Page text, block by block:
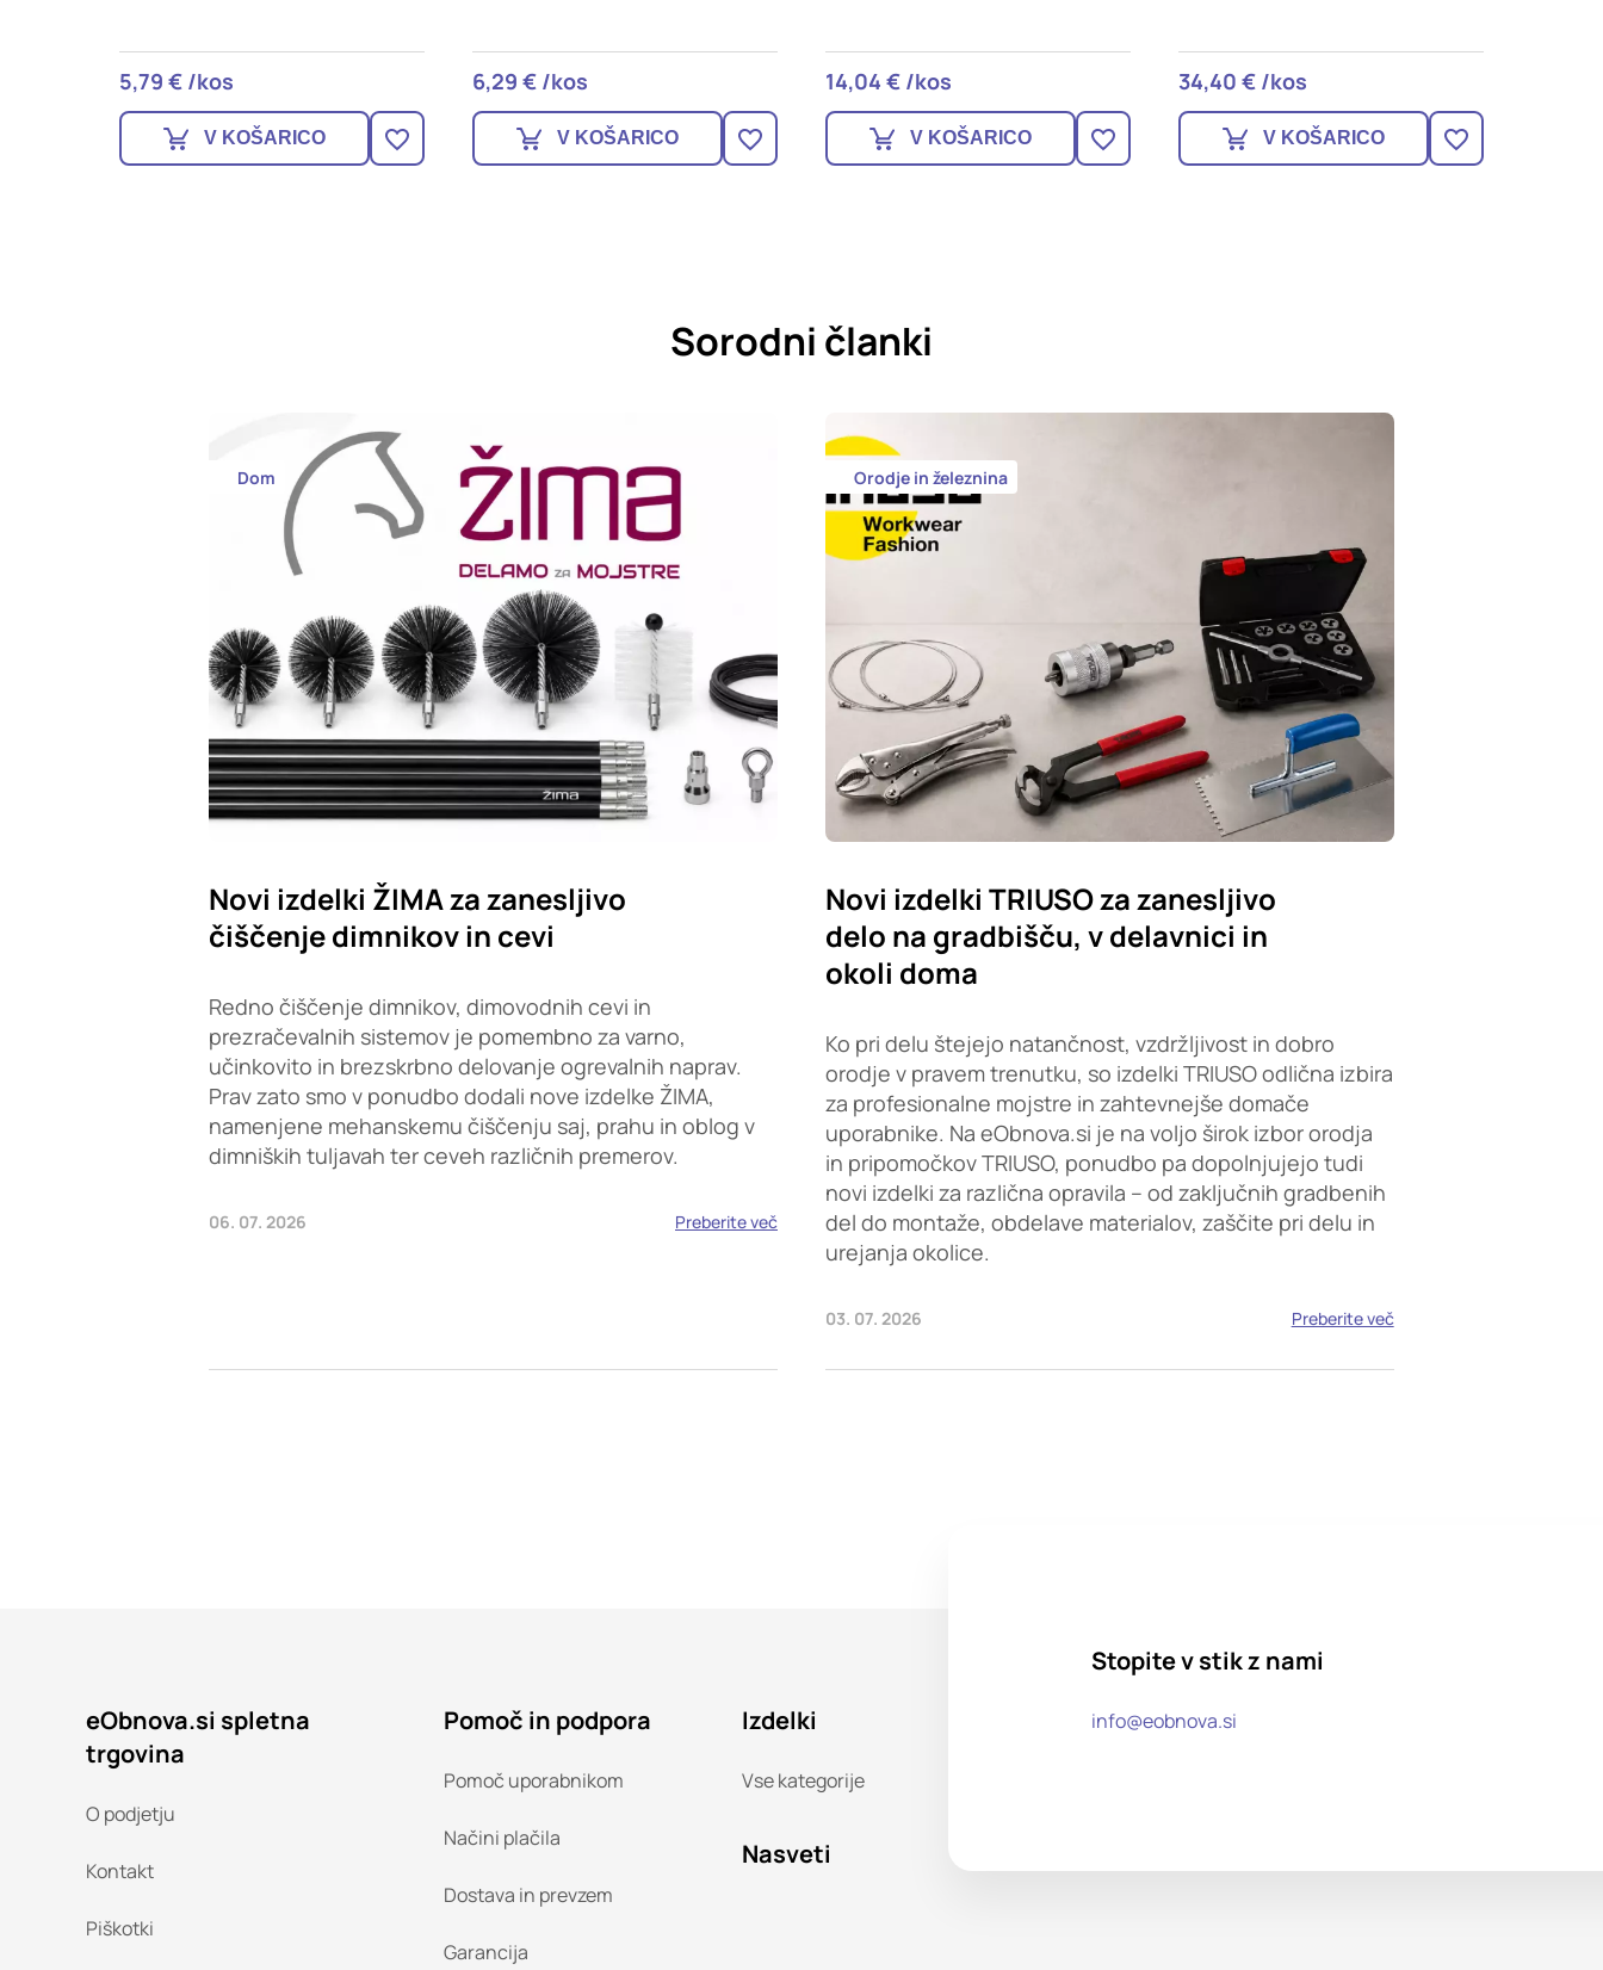
5,79 € /kos
V KOŠARICO
6,29 € /kos
V KOŠARICO
14,04 € /kos
V KOŠARICO
34,40 € /kos
V KOŠARICO
Sorodni članki
Dom
Novi izdelki ŽIMA za zanesljivo
čiščenje dimnikov in cevi
Redno čiščenje dimnikov, dimovodnih cevi in
prezračevalnih sistemov je pomembno za varno,
učinkovito in brezskrbno delovanje ogrevalnih naprav.
Prav zato smo v ponudbo dodali nove izdelke ŽIMA,
namenjene mehanskemu čiščenju saj, prahu in oblog v
dimniških tuljavah ter ceveh različnih premerov.
06. 07. 2026 Preberite več
Orodje in železnina
Novi izdelki TRIUSO za zanesljivo
delo na gradbišču, v delavnici in
okoli doma
Ko pri delu štejejo natančnost, vzdržljivost in dobro
orodje v pravem trenutku, so izdelki TRIUSO odlična izbira
za profesionalne mojstre in zahtevnejše domače
uporabnike. Na eObnova.si je na voljo širok izbor orodja
in pripomočkov TRIUSO, ponudbo pa dopolnjujejo tudi
novi izdelki za različna opravila – od zaključnih gradbenih
del do montaže, obdelave materialov, zaščite pri delu in
urejanja okolice.
03. 07. 2026 Preberite več
eObnova.si spletna
trgovina
O podjetju
Kontakt
Piškotki
Pomoč in podpora
Pomoč uporabnikom
Načini plačila
Dostava in prevzem
Garancija
Izdelki
Vse kategorije
Nasveti
Stopite v stik z nami
info@eobnova.si